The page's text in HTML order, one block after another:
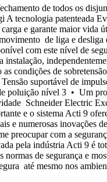
de todos os
A tecnologia
e garante maior vida
de liga e desliga
com este nível de
condições de
Tensão suportável de
poluição nível 3 • Um
Schneider Electric
e o sistema Acti 9
e numerosas inovações
preocupar com a
pela indústria Acti 9 é
de segurança e
até mesmo nos